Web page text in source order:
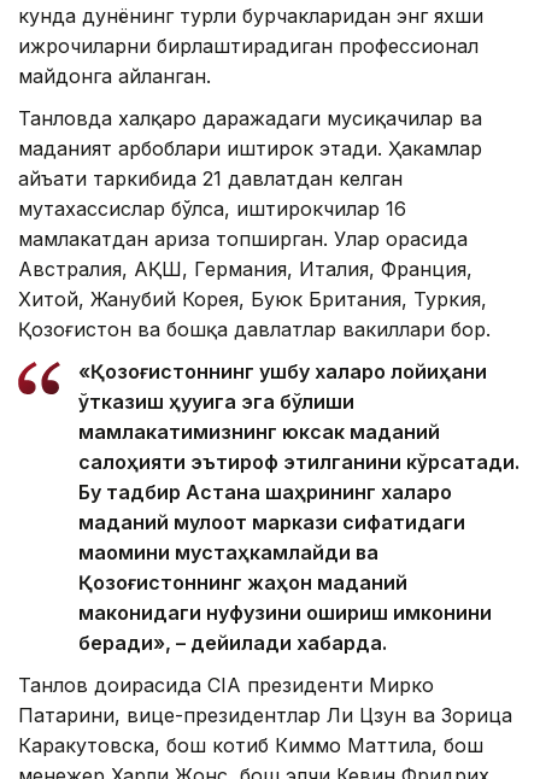
кунда дунёнинг турли бурчакларидан энг яхши
ижрочиларни бирлаштирадиган профессионал
майдонга айланган.
Танловда халқаро даражадаги мусиқачилар ва
маданият арбоблари иштирок этади. Ҳакамлар
ҳайъати таркибида 21 давлатдан келган
мутахассислар бўлса, иштирокчилар 16
мамлакатдан ариза топширган. Улар орасида
Австралия, АҚШ, Германия, Италия, Франция,
Хитой, Жанубий Корея, Буюк Британия, Туркия,
Қозоғистон ва бошқа давлатлар вакиллари бор.
«Қозоғистоннинг ушбу халқаро лойиҳани
ўтказиш ҳуқуқига эга бўлиши
мамлакатимизнинг юксак маданий
салоҳияти эътироф этилганини кўрсатади.
Бу тадбир Астана шаҳрининг халқаро
маданий мулоқот маркази сифатидаги
мақомини мустаҳкамлайди ва
Қозоғистоннинг жаҳон маданий
маконидаги нуфузини ошириш имконини
беради», – дейилади хабарда.
Танлов доирасида CIA президенти Мирко
Патарини, вице-президентлар Ли Цзун ва Зорица
Каракутовска, бош котиб Киммо Маттила, бош